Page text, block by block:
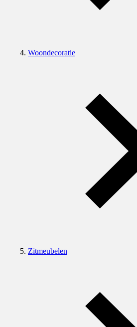
Woondecoratie
Zitmeubelen